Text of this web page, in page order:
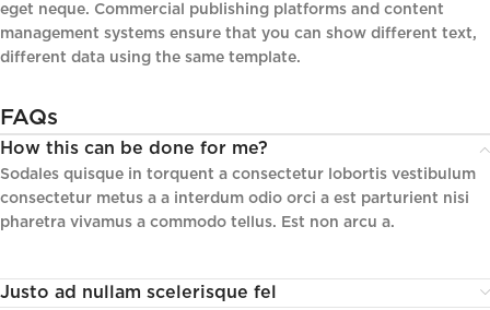
eget neque. Commercial publishing platforms and content
management systems ensure that you can show different text,
different data using the same template.
FAQs
How this can be done for me?
Sodales quisque in torquent a consectetur lobortis vestibulum
consectetur metus a a interdum odio orci a est parturient nisi
pharetra vivamus a commodo tellus. Est non arcu a.
Justo ad nullam scelerisque fel